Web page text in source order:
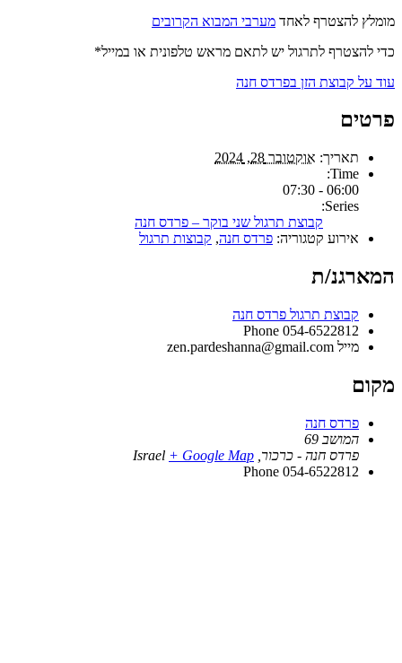
מומלץ להצטרף לאחד מערבי המבוא הקרובים
כדי להצטרף לתרגול יש לתאם מראש טלפונית או במייל*
עוד על קבוצת הזן בפרדס חנה
פרטים
תאריך: אוקטובר 28, 2024
Time:
06:00 - 07:30
Series:
קבוצת תרגול שני בוקר – פרדס חנה
אירוע קטגוריה: פרדס חנה, קבוצות תרגול
המארגנ/ת
קבוצת תרגול פרדס חנה
Phone 054-6522812
מייל zen.pardeshanna@gmail.com
מקום
פרדס חנה
המושב 69
פרדס חנה - כרכור
Israel + Google Map
Phone 054-6522812